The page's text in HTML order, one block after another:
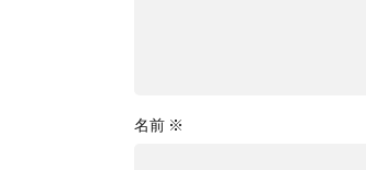
名前 ※